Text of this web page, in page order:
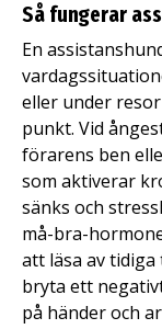
Så fungerar
En
eller under
punkt. Vid
förarens ben
som aktiverar
sänks och
må-bra-
att läsa av
bryta ett
på händer och